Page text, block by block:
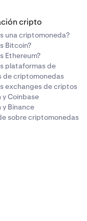
cripto
una criptomoneda?
Bitcoin?
Ethereum?
plataformas de
de criptomonedas
exchanges de criptos
y Coinbase
y Binance
sobre criptomonedas